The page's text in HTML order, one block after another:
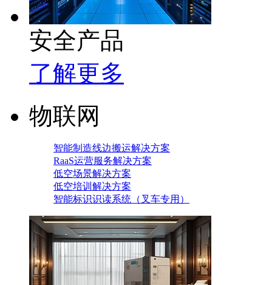
安全产品
了解更多
物联网
智能制造线边搬运解决方案
RaaS运营服务解决方案
低空场景解决方案
低空培训解决方案
智能标识识读系统（叉车专用）